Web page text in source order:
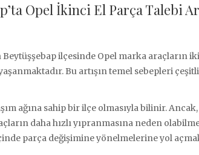
Opel İkinci El Parça Talebi
Beytüşşebap ilçesinde Opel marka araçların
Bu artışın temel sebepleri
ağına sahip bir ilçe olmasıyla bilinir.
daha hızlı yıpranmasına neden
parça değişimine yönelmelerine yol